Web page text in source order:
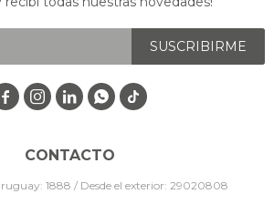
CONTACTO
1888 / Desde el exterior: 29020808
SUSCRIBIRME
   